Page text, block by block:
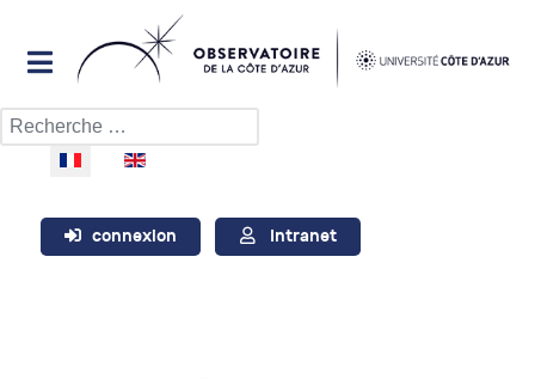
Rechercher
Sélectionnez votre langue
connexion Intranet